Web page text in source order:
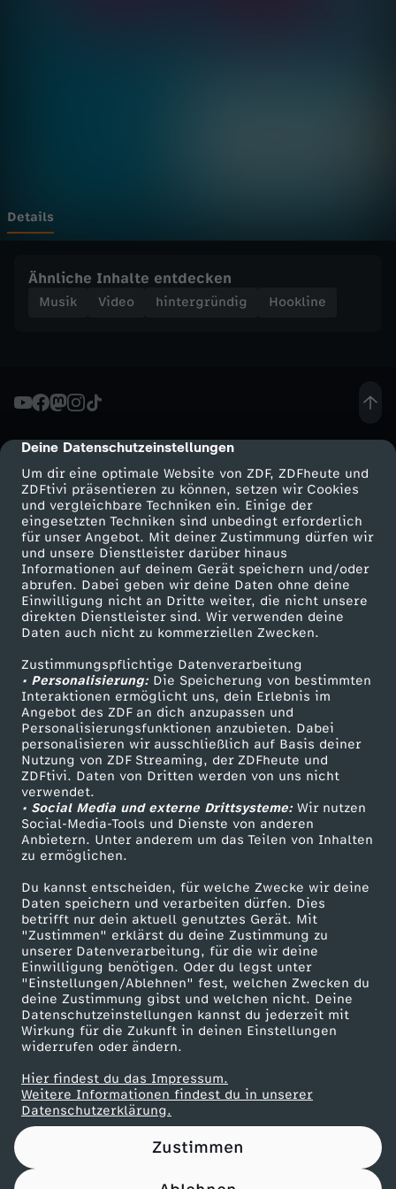
cmp-dialog-description
Deine Datenschutzeinstellungen
Um dir eine optimale Website von ZDF, ZDFheute und
ZDFtivi präsentieren zu können, setzen wir Cookies
und vergleichbare Techniken ein. Einige der
eingesetzten Techniken sind unbedingt erforderlich
für unser Angebot. Mit deiner Zustimmung dürfen wir
und unsere Dienstleister darüber hinaus
Informationen auf deinem Gerät speichern und/oder
abrufen. Dabei geben wir deine Daten ohne deine
Einwilligung nicht an Dritte weiter, die nicht unsere
direkten Dienstleister sind. Wir verwenden deine
Daten auch nicht zu kommerziellen Zwecken.
Zustimmungspflichtige Datenverarbeitung
• Personalisierung:Die Speicherung von bestimmten
Interaktionen ermöglicht uns, dein Erlebnis im
Angebot des ZDF an dich anzupassen und
Personalisierungsfunktionen anzubieten. Dabei
personalisieren wir ausschließlich auf Basis deiner
Nutzung von ZDF Streaming, der ZDFheute und
ZDFtivi. Daten von Dritten werden von uns nicht
verwendet.
• Social Media und externe Drittsysteme:Wir nutzen
Social-Media-Tools und Dienste von anderen
Anbietern. Unter anderem um das Teilen von Inhalten
zu ermöglichen.
Du kannst entscheiden, für welche Zwecke wir deine
Daten speichern und verarbeiten dürfen. Dies
betrifft nur dein aktuell genutztes Gerät. Mit
"Zustimmen" erklärst du deine Zustimmung zu
unserer Datenverarbeitung, für die wir deine
Einwilligung benötigen. Oder du legst unter
"Einstellungen/Ablehnen" fest, welchen Zwecken du
deine Zustimmung gibst und welchen nicht. Deine
Datenschutzeinstellungen kannst du jederzeit mit
Wirkung für die Zukunft in deinen Einstellungen
widerrufen oder ändern.
Hier findest du das Impressum.
Weitere Informationen findest du in unserer
Datenschutzerklärung.
Zustimmen
L
M
A
N
V
S
Z
E
D
D
-
-
H
O
O
K
L
I
N
E
H
Details
Ähnliche Inhalte entdecken
Musik Video hintergründig Hookline
Mehr ZDF
ZDF-Apps
Smart TV
ZDFtext
Livestreams
Sendungen A-Z
TV-Programm
Service
ZDFmitreden
Kontakt zum ZDF
Tickets
Zuschauerservice
Hilfe
ZDF Unternehmen
Karriere
ZDF goes Schule
Werbefernsehen
Mainzelmännchen
Partner